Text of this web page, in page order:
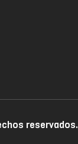
reservados.